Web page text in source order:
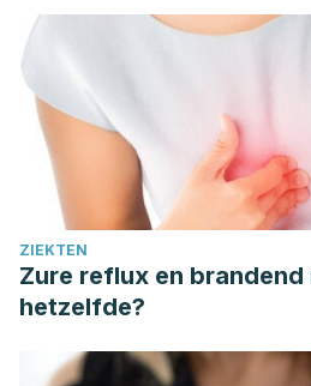
ZIEKTEN
Zure reflux en
hetzelfde?